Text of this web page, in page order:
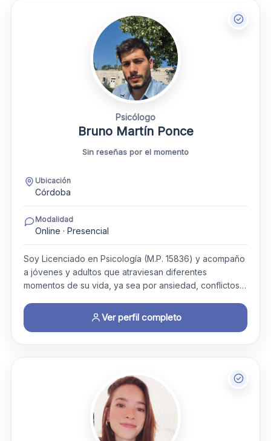
Psicólogo
Bruno Martín Ponce
Sin reseñas por el momento
Ubicación
Córdoba
Modalidad
Online · Presencial
Soy Licenciado en Psicología (M.P. 15836) y acompaño
a jóvenes y adultos que atraviesan diferentes
momentos de su vida, ya sea por ansiedad, conflictos…
Ver perfil completo